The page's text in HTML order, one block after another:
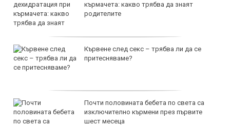
кърмачета: какво трябва да знаят
родителите
Кървене след секс – трябва ли да се
притесняваме?
Почти половината бебета по света са
изключително кърмени през първите
шест месеца